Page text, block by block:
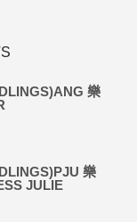
樂
樂
JULIE